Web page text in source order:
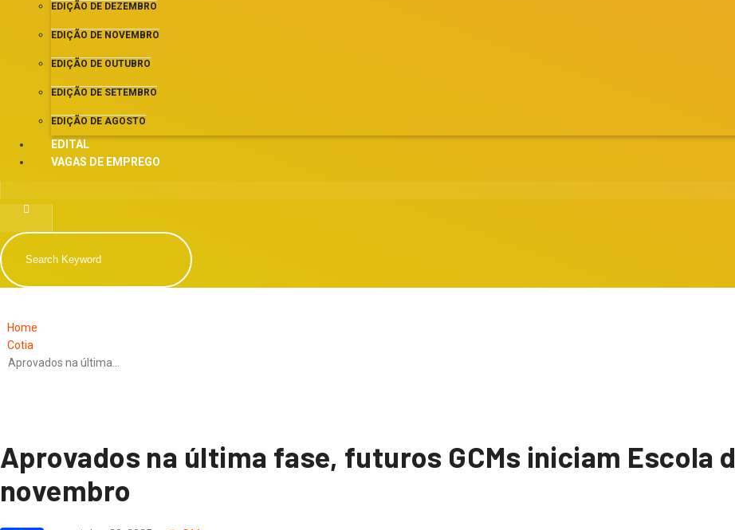
EDIÇÃO DE DEZEMBRO
EDIÇÃO DE NOVEMBRO
EDIÇÃO DE OUTUBRO
EDIÇÃO DE SETEMBRO
EDIÇÃO DE AGOSTO
EDITAL
VAGAS DE EMPREGO
Home
Cotia
Aprovados na última…
Aprovados na última fase, futuros GCMs iniciam Escola
novembro